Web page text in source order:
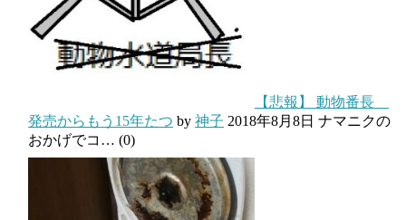
【悲報】 動物番長
発売からもう15年たつ by 神子 2018年8月8日 ナマニクの
おかげでコ… (0)